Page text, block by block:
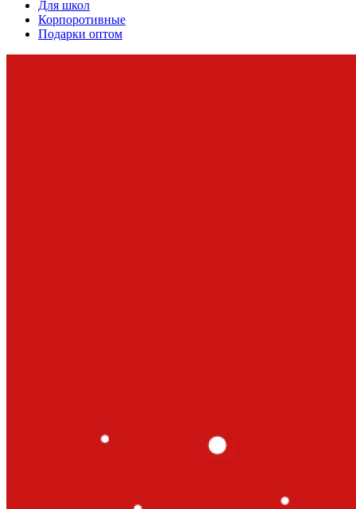
Для школ
Корпоротивные
Подарки оптом